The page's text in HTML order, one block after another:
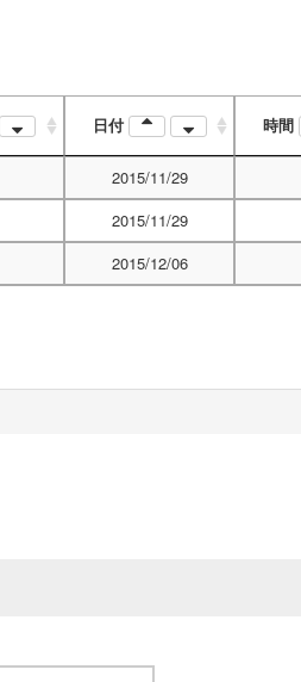
日付 時間
2015/11/29
2015/11/29
2015/12/06